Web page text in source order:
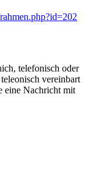
telefonisch oder
vereinbart
eine Nachricht mit